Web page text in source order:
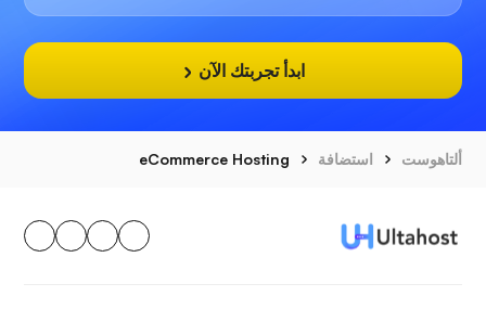
ابدأ تجربتك الآن
ألتاهوست استضافة eCommerce Hosting